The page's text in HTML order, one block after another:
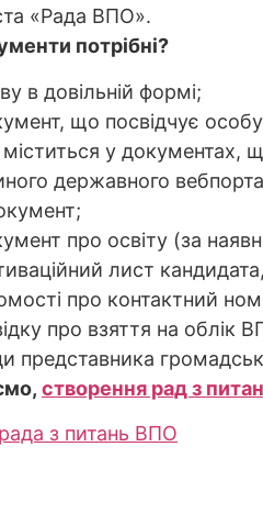
«Рада ВПО».
потрібні?
в довільній формі;
що посвідчує
у документах,
державного
про освіту (за
лист
про контактний
про взяття на облік
представника
створення рад з
рада з питань ВПО